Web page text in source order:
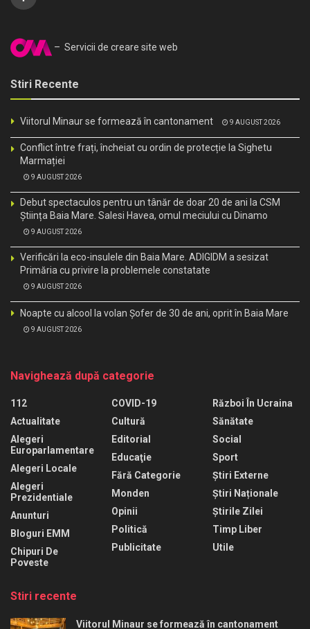
– Servicii de creare site web
Stiri Recente
Viitorul Minaur se formează în cantonament 9 AUGUST 2026
Conflict între frați, încheiat cu ordin de protecție la Sighetu
Marmației
9 AUGUST 2026
Debut spectaculos pentru un tânăr de doar 20 de ani la CSM
Știința Baia Mare. Salesi Havea, omul meciului cu Dinamo
9 AUGUST 2026
Verificări la eco-insulele din Baia Mare. ADIGIDM a sesizat
Primăria cu privire la problemele constatate
9 AUGUST 2026
Noapte cu alcool la volan Șofer de 30 de ani, oprit în Baia Mare
9 AUGUST 2026
Navighează după categorie
112
Actualitate
Alegeri
Europarlamentare
Alegeri Locale
Alegeri
Prezidentiale
Anunturi
Bloguri EMM
Chipuri De
Poveste
COVID-19
Cultură
Editorial
Educaţie
Fără Categorie
Monden
Opinii
Politică
Publicitate
Război În Ucraina
Sănătate
Social
Sport
Știri Externe
Știri Naționale
Știrile Zilei
Timp Liber
Utile
Stiri recente
Viitorul Minaur se formează în cantonament